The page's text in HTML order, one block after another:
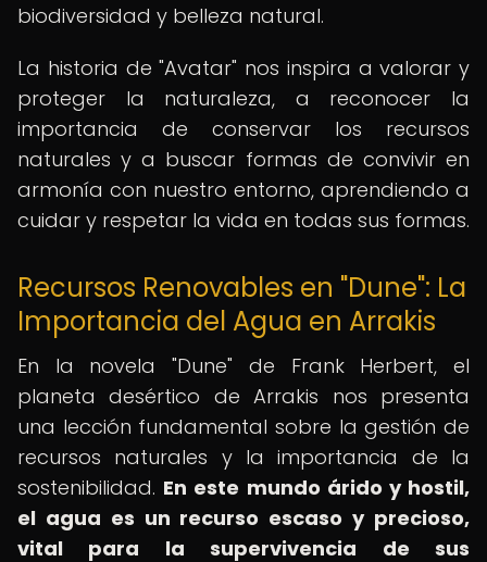
biodiversidad y belleza natural.
La historia de "Avatar" nos inspira a valorar y
proteger la naturaleza, a reconocer la
importancia de conservar los recursos
naturales y a buscar formas de convivir en
armonía con nuestro entorno, aprendiendo a
cuidar y respetar la vida en todas sus formas.
Recursos Renovables en "Dune": La
Importancia del Agua en Arrakis
En la novela "Dune" de Frank Herbert, el
planeta desértico de Arrakis nos presenta
una lección fundamental sobre la gestión de
recursos naturales y la importancia de la
sostenibilidad. En este mundo árido y hostil,
el agua es un recurso escaso y precioso,
vital para la supervivencia de sus